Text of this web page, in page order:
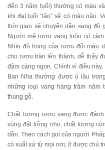
đến 3 năm tuổi) thường có màu
khi đạt tuổi “lão” sẽ có màu nâu.
thời gian sẽ chuyển dần sang đỏ
Người mê rượu vang luôn có
Nhìn độ trong của rượu đổi màu
cho rượu tràn lên thành, dễ thấy
đậm càng ngon. Chính vì điều
Ban Nha thường được ủ lâu
những loại vang hàng trăm năm
thùng gỗ.
Chất lượng rượu vang được
vùng đất trồng nho, chất lượng
dần. Theo cách gọi của người
có xuất xứ từ mọi nơi, ít được chú